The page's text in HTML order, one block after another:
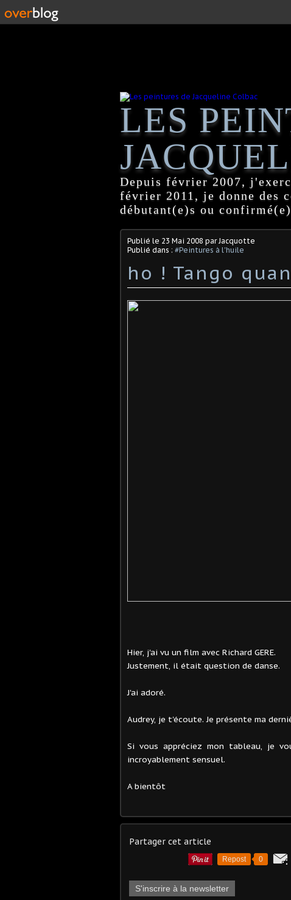
LES
Depuis février 2007,
février 2011, je donne des
débutant(e)s ou
Publié le 23 Mai 2008 par Jacquotte
Publié dans : #Peintures à l'huile
ho ! Tango
Hier, j'ai vu un film avec Richard GERE.
Justement, il était question de danse.
J'ai adoré.
Audrey, je t'écoute. Je présente ma
Si vous appréciez mon tableau, je
incroyablement sensuel.
A bientôt
Partager cet article
Repost 0
S'inscrire à la newsletter